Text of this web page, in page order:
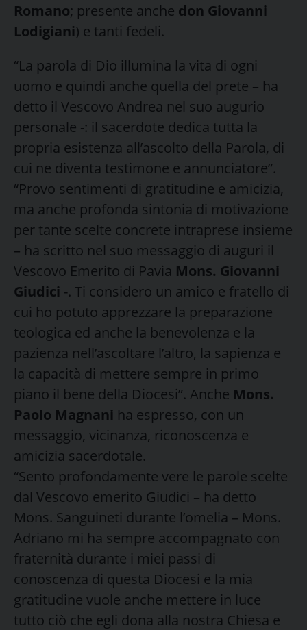
Romano; presente anche don Giovanni
Lodigiani) e tanti fedeli.
“La parola di Dio illumina la vita di ogni
uomo e quindi anche quella del prete – ha
detto il Vescovo Andrea nel suo augurio
personale -: il sacerdote dedica tutta la
propria esistenza all’ascolto della Parola, di
cui ne diventa testimone e annunciatore”.
“Provo sentimenti di gratitudine e amicizia,
ma anche profonda sintonia di motivazione
per tante scelte concrete intraprese insieme
– ha scritto nel suo messaggio di auguri il
Vescovo Emerito di Pavia Mons. Giovanni
Giudici -. Ti considero un amico e fratello di
cui ho potuto apprezzare la preparazione
teologica ed anche la benevolenza e la
pazienza nell’ascoltare l’altro, la sapienza e
la capacità di mettere sempre in primo
piano il bene della Diocesi”. Anche Mons.
Paolo Magnani ha espresso, con un
messaggio, vicinanza, riconoscenza e
amicizia sacerdotale.
“Sento profondamente vere le parole scelte
dal Vescovo emerito Giudici – ha detto
Mons. Sanguineti durante l’omelia – Mons.
Adriano mi ha sempre accompagnato con
fraternità durante i miei passi di
conoscenza di questa Diocesi e la mia
gratitudine vuole anche mettere in luce
tutto ciò che egli dona alla nostra Chiesa e